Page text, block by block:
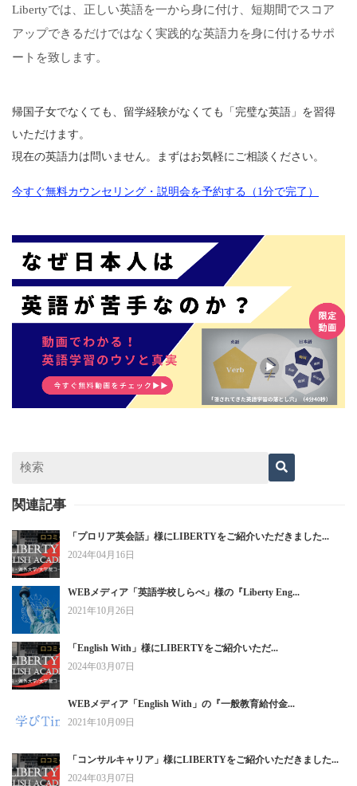
Libertyでは、正しい英語を一から身に付け、短期間でスコア
アップできるだけではなく実践的な英語力を身に付けるサポ
ートを致します。
帰国子女でなくても、留学経験がなくても「完璧な英語」を習得
いただけます。
現在の英語力は問いません。まずはお気軽にご相談ください。
今すぐ無料カウンセリング・説明会を予約する（1分で完了）
関連記事
「プロリア英会話」様にLIBERTYをご紹介いただきました...
2024年04月16日
WEBメディア「英語学校しらべ」様の『Liberty Eng...
2021年10月26日
「English With」様にLIBERTYをご紹介いただ...
2024年03月07日
WEBメディア「English With」の『一般教育給付金...
2021年10月09日
「コンサルキャリア」様にLIBERTYをご紹介いただきました...
2024年03月07日